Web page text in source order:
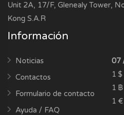
Unit 2A, 17/F, Glenealy Tower,
Kong S.A.R
Información
Noticias
Contactos
Formulario de contacto
Ayuda / FAQ
07
1
1
1